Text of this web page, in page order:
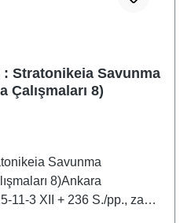
: Stratonikeia Savunma
8)
Savunma
8)Ankara
pp., zahlr.